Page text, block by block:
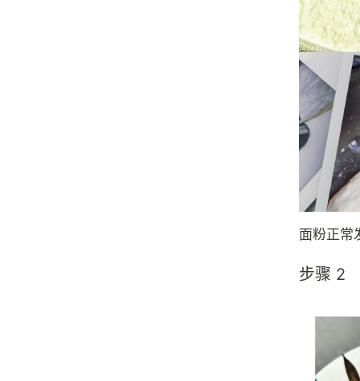
面粉正常
步骤 2